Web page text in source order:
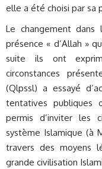
elle a été choisi par sa
Le changement
présence « d’Allah »
suite ils ont
circonstances
(Qlpssl) a essayé
tentatives publiques
permis d’inviter les
système Islamique (à
travers des moyens
grande civilisation